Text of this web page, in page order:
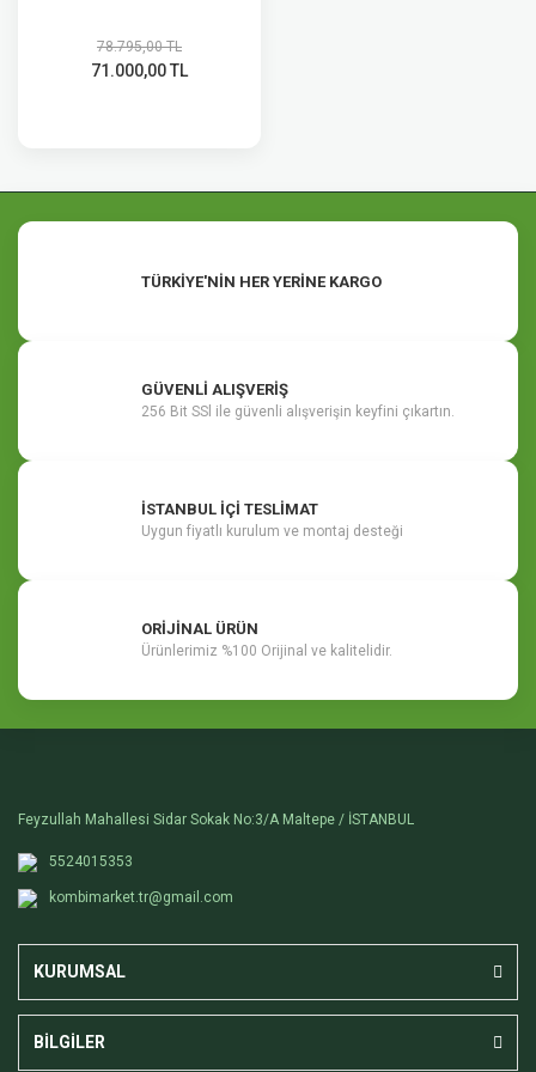
78.795,00 TL
71.000,00 TL
TÜRKİYE'NİN HER YERİNE KARGO
GÜVENLİ ALIŞVERİŞ
256 Bit SSl ile güvenli alışverişin keyfini çıkartın.
İSTANBUL İÇİ TESLİMAT
Uygun fiyatlı kurulum ve montaj desteği
ORİJİNAL ÜRÜN
Ürünlerimiz %100 Orijinal ve kalitelidir.
Feyzullah Mahallesi Sidar Sokak No:3/A Maltepe / İSTANBUL
5524015353
kombimarket.tr@gmail.com
KURUMSAL
BİLGİLER